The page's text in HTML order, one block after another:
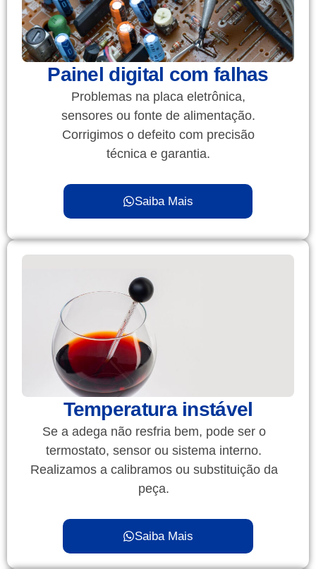
Painel digital com falhas
Problemas na placa eletrônica,
sensores ou fonte de alimentação.
Corrigimos o defeito com precisão
técnica e garantia.
Saiba Mais
Temperatura instável
Se a adega não resfria bem, pode ser o
termostato, sensor ou sistema interno.
Realizamos a calibramos ou substituição da
peça.
Saiba Mais